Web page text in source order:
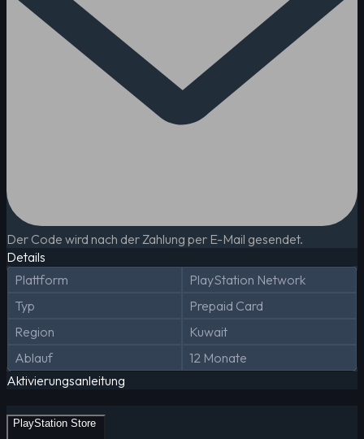
Der Code wird nach der Zahlung per E-Mail gesendet.
Details
Plattform
PlayStation Network
Typ
Prepaid Card
Region
Kuwait
Ablauf
12 Monate
Aktivierungsanleitung
PlayStation Store